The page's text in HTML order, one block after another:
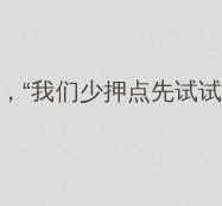
“我们少押点先试试